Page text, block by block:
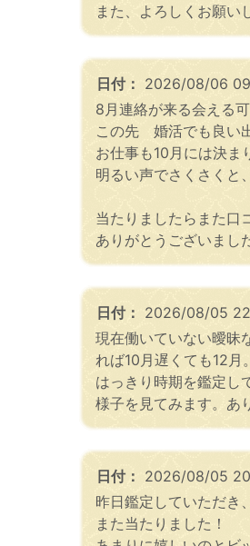
また、よろしくお願い
日付： 2026/08/06
8月連絡が来る会える
この先 婚活でも良い
お仕事も10月には決ま
明るい声でさくさくと
当たりましたらまた口
ありがとうございまし
日付： 2026/08/05
現在働いていない曖昧
れば10月遅くても12月。
はっきり時期を鑑定し
様子を見てみます。あ
日付： 2026/08/05
昨日鑑定していただ
また当たりました！